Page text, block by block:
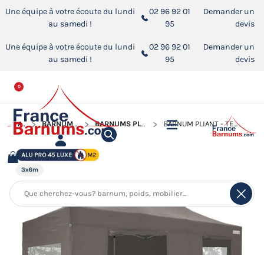
Une équipe à votre écoute du lundi
au samedi !
02 96 92 01
95
Demander un
devis
Une équipe à votre écoute du lundi
au samedi !
02 96 92 01
95
Demander un
devis
0
ACCUEIL BARNUMS PLIANTS ALUMINIUM PRO 45 LUXE M2 BARNUMS PLIANTS ALUMINIUM PRO 45 LUXE M2 AVEC FENÊTRES BARNUM PLIANT - TENTE PLIANTE ALU PRO 45 LUXE M2 3MX6M TAUPE + PACK FENÊTRES 380GR/M²